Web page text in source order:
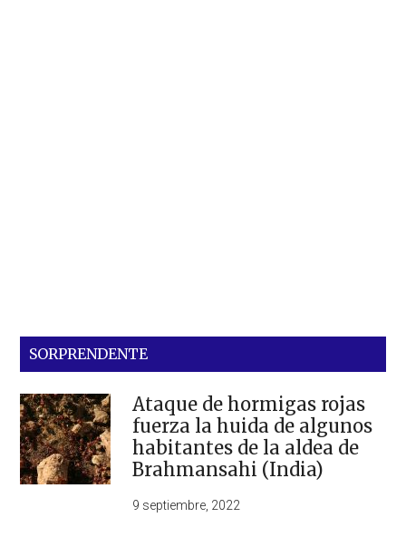
SORPRENDENTE
Ataque de hormigas rojas
fuerza la huida de algunos
habitantes de la aldea de
Brahmansahi (India)
9 septiembre, 2022